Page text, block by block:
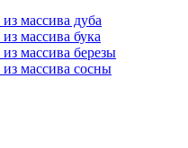
массива дуба
массива бука
массива березы
массива сосны